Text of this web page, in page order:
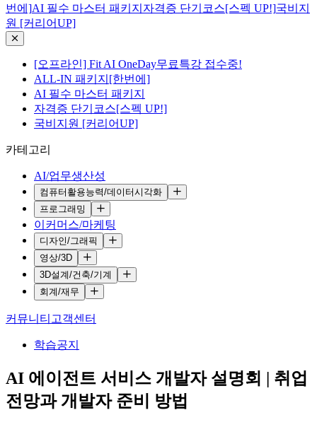
번에]AI 필수 마스터 패키지 자격증 단기코스[스펙 UP!]국비지
원 [커리어UP]
[오프라인] Fit AI OneDay무료특강 접수중!
ALL-IN 패키지[한번에]
AI 필수 마스터 패키지
자격증 단기코스[스펙 UP!]
국비지원 [커리어UP]
카테고리
AI/업무생산성
컴퓨터활용능력/데이터시각화
프로그래밍
이커머스/마케팅
디자인/그래픽
영상/3D
3D설계/건축/기계
회계/재무
커뮤니티 고객센터
학습공지
AI 에이전트 서비스 개발자 설명회 | 취업
전망과 개발자 준비 방법